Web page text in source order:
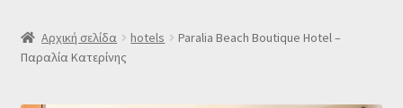
SLIDERΑρχική σελίδα hotels
Paralia Beach Boutique Hotel –
Παραλία Κατερίνης